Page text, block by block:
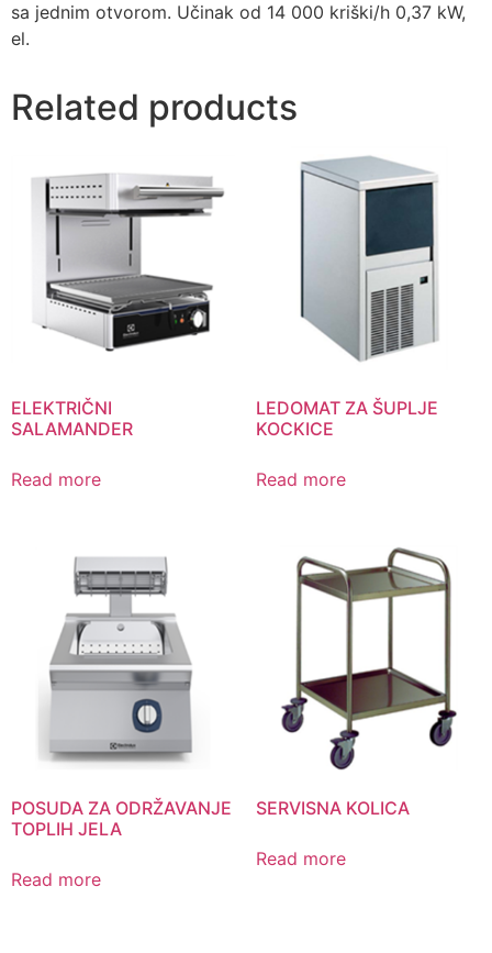
sa jednim otvorom. Učinak od 14 000 kriški/h 0,37 kW,
el.
Related products
ELEKTRIČNI
SALAMANDER
Read more
LEDOMAT ZA ŠUPLJE
KOCKICE
Read more
POSUDA ZA ODRŽAVANJE
TOPLIH JELA
Read more
SERVISNA KOLICA
Read more